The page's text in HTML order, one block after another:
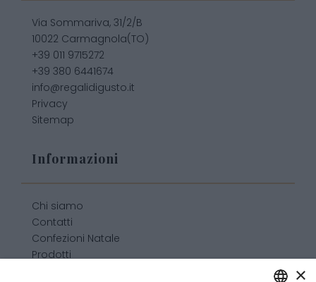
Via Sommariva, 31/2/B
10022 Carmagnola(TO)
+39 011 9715272
+39 380 6441674
info@regalidigusto.it
Privacy
Sitemap
Informazioni
Chi siamo
Contatti
Confezioni Natale
Prodotti
×